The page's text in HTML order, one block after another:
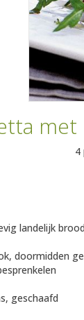
met
4
landelijk
doormidden
geschaafd